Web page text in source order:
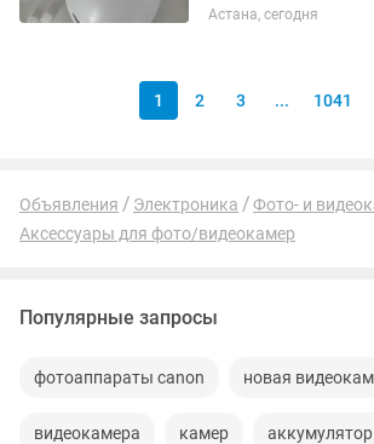
пришло, поэтому
Астана, сегодня
1 2 3 ... 1041
Объявления Электроника
Фото- и
Аксессуары для фото/видеокамер
Популярные запросы
фотоаппараты canon новая
видеокамера камер